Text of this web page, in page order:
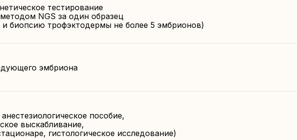
тестирование
NGS за один образец
биопсию трофэктодермы не более 5 эмбрионов)
эмбриона
пособие,
выскабливание,
гистологическое исследование)